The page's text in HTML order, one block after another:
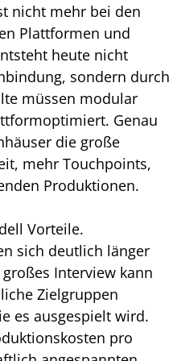
nicht mehr bei den
Plattformen und
heute nicht
sondern durch
müssen modular
Genau
die große
mehr Touchpoints,
Produktionen.
Vorteile.
sich deutlich länger
Interview kann
Zielgruppen
es ausgespielt wird.
pro